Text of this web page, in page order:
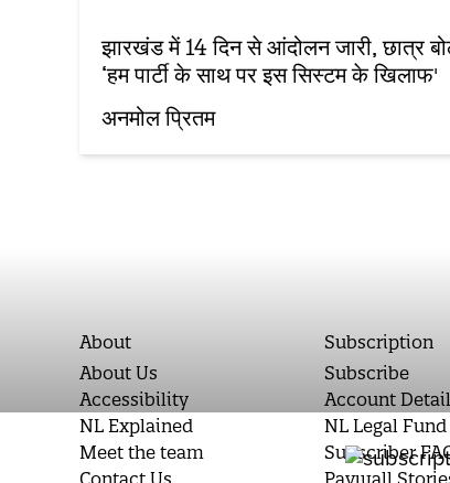
झारखंड में 14 दिन से आंदोलन जारी, छात्र
‘हम पार्टी के साथ पर इस सिस्टम के खिलाफ'
अनमोल प्रितम
About
About Us
Accessibility
NL Explained
Meet the team
Subscription
Subscribe
Account
NL Legal Fund
Subscriber